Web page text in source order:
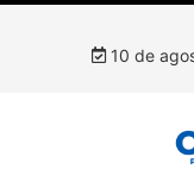
10 de